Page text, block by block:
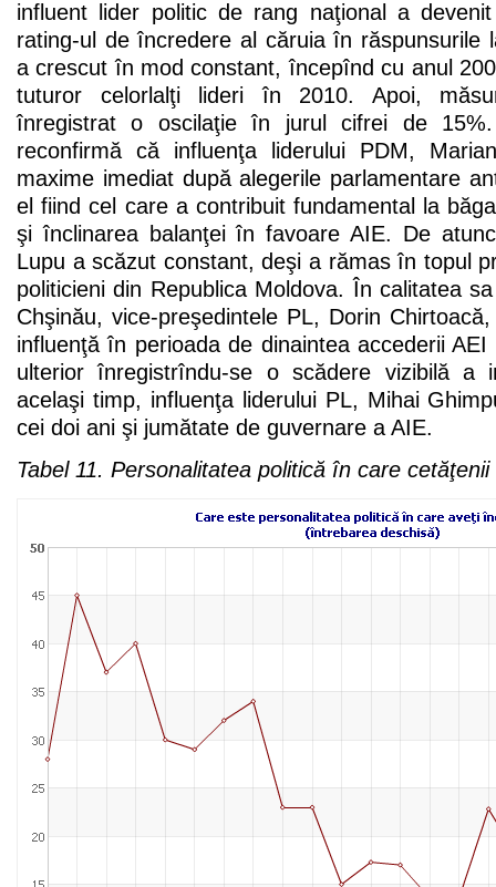
influent lider politic de rang naţional a
rating-ul de încredere al căruia în răspunsurile
a crescut în mod constant, începînd cu anul
tuturor celorlalţi lideri în 2010. Apoi,
înregistrat o oscilaţie în jurul cifrei de 15%.
reconfirmă că influenţa liderului PDM,
maxime imediat după alegerile parlamentare
el fiind cel care a contribuit fundamental la
şi înclinarea balanţei în favoare AIE. De
Lupu a scăzut constant, deşi a rămas în topul
politicieni din Republica Moldova. În calitatea
Chşinău, vice-preşedintele PL, Dorin
influenţă în perioada de dinaintea accederii
ulterior înregistrîndu-se o scădere vizibilă a
acelaşi timp, influenţa liderului PL, Mihai
cei doi ani şi jumătate de guvernare a AIE.
Tabel 11. Personalitatea politică în care